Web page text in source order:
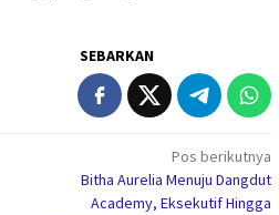
SEBARKAN
Pos berikutnya
‎Bitha Aurelia Menuju Dangdut
Academy, Eksekutif Hingga